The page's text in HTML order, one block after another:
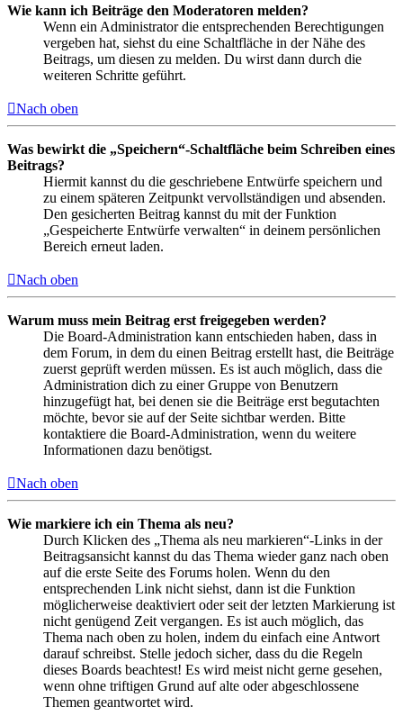
Wie kann ich Beiträge den Moderatoren melden?
Wenn ein Administrator die entsprechenden Berechtigungen
vergeben hat, siehst du eine Schaltfläche in der Nähe des
Beitrags, um diesen zu melden. Du wirst dann durch die
weiteren Schritte geführt.
Nach oben
Was bewirkt die „Speichern“-Schaltfläche beim Schreiben eines
Beitrags?
Hiermit kannst du die geschriebene Entwürfe speichern und
zu einem späteren Zeitpunkt vervollständigen und absenden.
Den gesicherten Beitrag kannst du mit der Funktion
„Gespeicherte Entwürfe verwalten“ in deinem persönlichen
Bereich erneut laden.
Nach oben
Warum muss mein Beitrag erst freigegeben werden?
Die Board-Administration kann entschieden haben, dass in
dem Forum, in dem du einen Beitrag erstellt hast, die Beiträge
zuerst geprüft werden müssen. Es ist auch möglich, dass die
Administration dich zu einer Gruppe von Benutzern
hinzugefügt hat, bei denen sie die Beiträge erst begutachten
möchte, bevor sie auf der Seite sichtbar werden. Bitte
kontaktiere die Board-Administration, wenn du weitere
Informationen dazu benötigst.
Nach oben
Wie markiere ich ein Thema als neu?
Durch Klicken des „Thema als neu markieren“-Links in der
Beitragsansicht kannst du das Thema wieder ganz nach oben
auf die erste Seite des Forums holen. Wenn du den
entsprechenden Link nicht siehst, dann ist die Funktion
möglicherweise deaktiviert oder seit der letzten Markierung ist
nicht genügend Zeit vergangen. Es ist auch möglich, das
Thema nach oben zu holen, indem du einfach eine Antwort
darauf schreibst. Stelle jedoch sicher, dass du die Regeln
dieses Boards beachtest! Es wird meist nicht gerne gesehen,
wenn ohne triftigen Grund auf alte oder abgeschlossene
Themen geantwortet wird.